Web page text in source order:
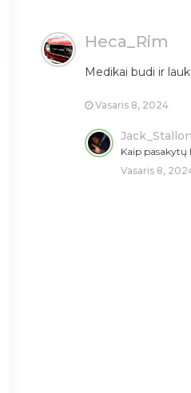
Heca_Rim
Medikai budi ir
Vasaris 8, 2024
Jack_Stallon
Kaip pasakytų
Vasaris 8,